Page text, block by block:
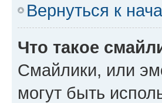
Вернуться к
Что такое
Смайлики, или
могут быть